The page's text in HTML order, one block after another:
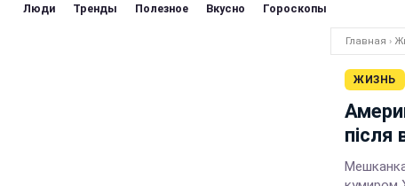
Люди Тренды Полезное Вкусно Гороскопы
Главная ›
ЖИЗНЬ
після